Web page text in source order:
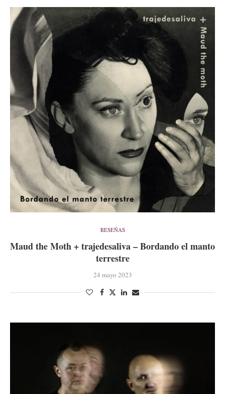
RESEÑAS
Maud the Moth + trajedesaliva – Bordando el manto
terrestre
24 mayo 2023